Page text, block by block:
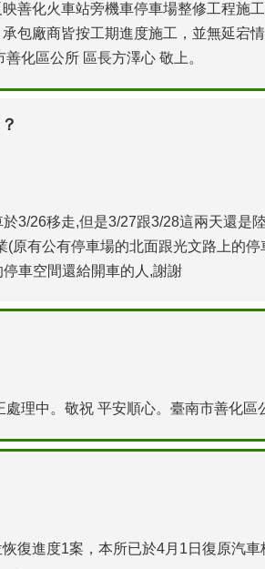
善化火車站旁機車停車場整修工程施
包廠商皆按工期進度施工，並無延宕
化區公所 區長方澤心 敬上。
3/26移走,但是3/27跟3/28這兩天還是
原有公有停車場的北面跟光文路上的
車空間還給開車的人,謝謝
理中。敬祝 平安順心。臺南市善化區
復進度1案，本所已於4月1日復原汽